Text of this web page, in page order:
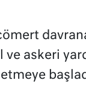
askeri